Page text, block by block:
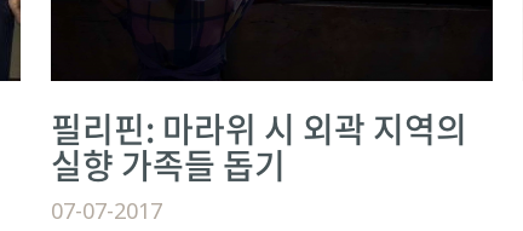
필리핀: 마라위 시 외곽 지역의
실향 가족들 돕기
07-07-2017